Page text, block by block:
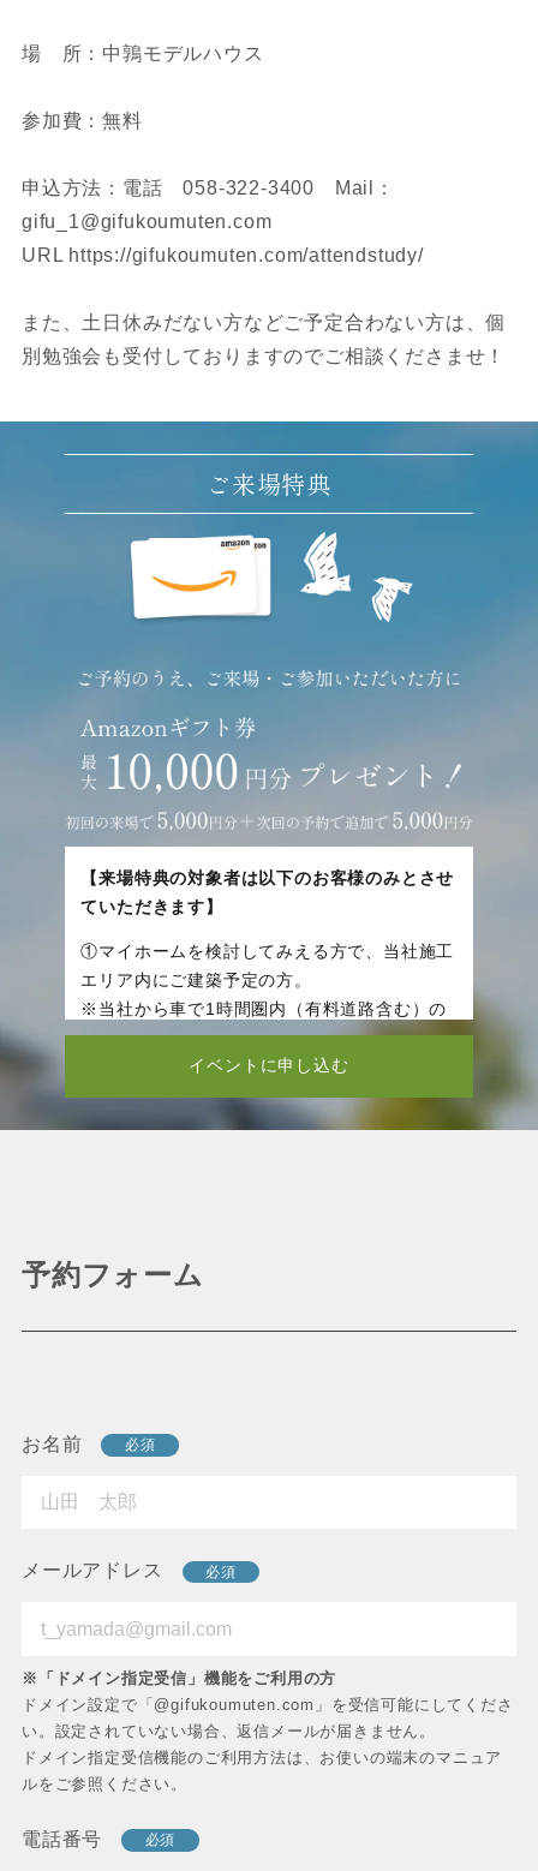
場 所：中鶉モデルハウス
参加費：無料
申込方法：電話 058-322-3400 Mail：
gifu_1@gifukoumuten.com
URL https://gifukoumuten.com/attendstudy/
また、土日休みだない方などご予定合わない方は、個
別勉強会も受付しておりますのでご相談くださませ！
ご来場特典
【来場特典の対象者は以下のお客様のみとさせ
ていただきます】
①マイホームを検討してみえる方で、当社施工
エリア内にご建築予定の方。
※当社から車で1時間圏内（有料道路含む）の
方に限ります。
②当社へ初めてご来場頂いた方。
③ご夫婦、ご家族で来場頂いた方。
※特典送付までは、ご来場いただいてから3週
※場合によっては、本人確認書類（運転免許
イベントに申し込む
予約フォーム
お名前 必須
メールアドレス 必須
※「ドメイン指定受信」機能をご利用の方
ドメイン設定で「@gifukoumuten.com」を受信可能にしてくださ
い。設定されていない場合、返信メールが届きません。
ドメイン指定受信機能のご利用方法は、お使いの端末のマニュア
ルをご参照ください。
電話番号 必須